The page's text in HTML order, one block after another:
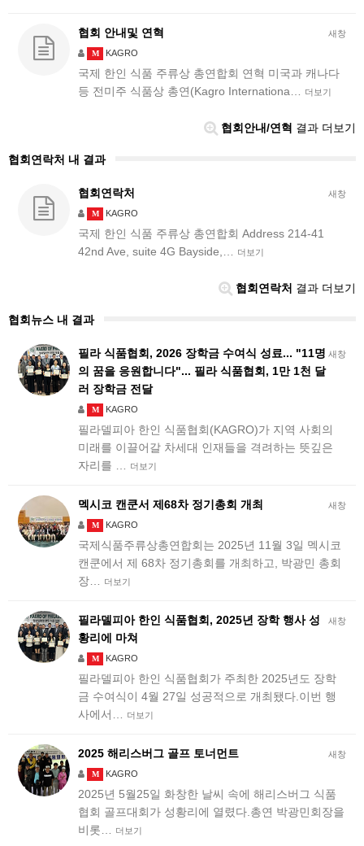
새창
협회 안내및 연혁
M KAGRO
국제 한인 식품 주류상 총연합회 연혁 미국과 캐나다
등 전미주 식품상 총연(Kagro Internationa…
더보기
협회안내/연혁 결과 더보기
협회연락처 내 결과
새창
협회연락처
M KAGRO
국제 한인 식품 주류상 총연합회 Address 214-41
42nd Ave, suite 4G Bayside,…
더보기
협회연락처 결과 더보기
협회뉴스 내 결과
새창
필라 식품협회, 2026 장학금 수여식 성료... "11명
의 꿈을 응원합니다"... 필라 식품협회, 1만 1천 달
러 장학금 전달
M KAGRO
필라델피아 한인 식품협회(KAGRO)가 지역 사회의
미래를 이끌어갈 차세대 인재들을 격려하는 뜻깊은
자리를 …
더보기
새창
멕시코 캔쿤서 제68차 정기총회 개최
M KAGRO
국제식품주류상총연합회는 2025년 11월 3일 멕시코
캔쿤에서 제 68차 정기총회를 개최하고, 박광민 총회
장…
더보기
새창
필라델피아 한인 식품협회, 2025년 장학 행사 성
황리에 마쳐
M KAGRO
필라델피아 한인 식품협회가 주최한 2025년도 장학
금 수여식이 4월 27일 성공적으로 개최됐다.이번 행
사에서…
더보기
새창
2025 해리스버그 골프 토너먼트
M KAGRO
2025년 5월25일 화창한 날씨 속에 해리스버그 식품
협회 골프대회가 성황리에 열렸다.총연 박광민회장을
비롯…
더보기